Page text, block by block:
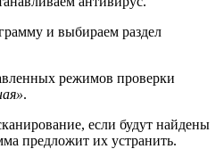
и выбираем раздел
режимов проверки
.
если будут найдены
предложит их устранить.